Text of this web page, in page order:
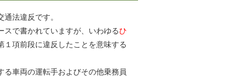
法違反です。
スで書かれていますが、いわゆるひ
項前段に違反したことを意味する
車両の運転手およびその他乗務員